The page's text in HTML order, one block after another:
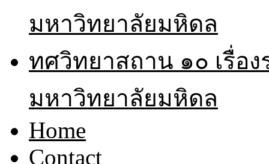
มหาวิทยาลัยมหิดล
ทศวิทยาสถาน ๑๐ เรื่อ
มหาวิทยาลัยมหิดล
Home
Contact